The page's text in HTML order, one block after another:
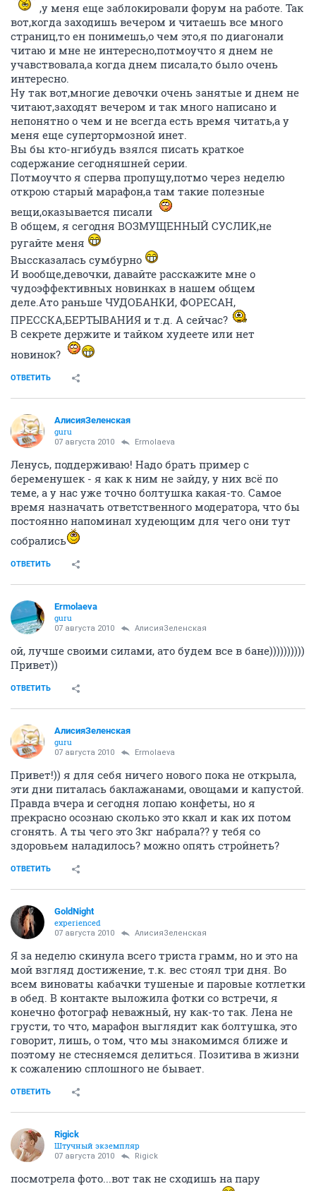
,у меня еще заблокировали форум на работе. Так
вот,когда заходишь вечером и читаешь все много
страниц,то ен понимешь,о чем это,я по диагонали
читаю и мне не интересно,потмоучто я днем не
учавствовала,а когда днем писала,то было очень
интересно.
Ну так вот,многие девочки очень занятые и днем не
читают,заходят вечером и так много написано и
непонятно о чем и не всегда есть время читать,а у
меня еще супертормозной инет.
Вы бы кто-нгибудь взялся писать краткое
содержание сегодняшней серии.
Потмоучто я сперва пропущу,потмо через неделю
открою старый марафон,а там такие полезные
вещи,оказывается писали
В общем, я сегодня ВОЗМУЩЕННЫЙ СУСЛИК,не
ругайте меня
Выссказалась сумбурно
И вообще,девочки, давайте расскажите мне о
чудоэффективных новинках в нашем общем
деле.Ато раньше ЧУДОБАНКИ, ФОРЕСАН,
ПРЕССКА,БЕРТЫВАНИЯ и т.д. А сейчас?
В секрете держите и тайком худеете или нет
новинок?
ОТВЕТИТЬ
АлисияЗеленская
guru
07 августа 2010 Ermolaeva
Ленусь, поддерживаю! Надо брать пример с
беременушек - я как к ним не зайду, у них всё по
теме, а у нас уже точно болтушка какая-то. Самое
время назначать ответственного модератора, что бы
постоянно напоминал худеющим для чего они тут
собрались
ОТВЕТИТЬ
Ermolaeva
guru
07 августа 2010 АлисияЗеленская
ой, лучше своими силами, ато будем все в бане))))))))))
Привет))
ОТВЕТИТЬ
АлисияЗеленская
guru
07 августа 2010 Ermolaeva
Привет!)) я для себя ничего нового пока не открыла,
эти дни питалась баклажанами, овощами и капустой.
Правда вчера и сегодня лопаю конфеты, но я
прекрасно осознаю сколько это ккал и как их потом
сгонять. А ты чего это 3кг набрала?? у тебя со
здоровьем наладилось? можно опять стройнеть?
ОТВЕТИТЬ
GoldNight
experienced
07 августа 2010 АлисияЗеленская
Я за неделю скинула всего триста грамм, но и это на
мой взгляд достижение, т.к. вес стоял три дня. Во
всем виноваты кабачки тушеные и паровые котлетки
в обед. В контакте выложила фотки со встречи, я
конечно фотограф неважный, ну как-то так. Лена не
грусти, то что, марафон выглядит как болтушка, это
говорит, лишь, о том, что мы знакомимся ближе и
поэтому не стесняемся делиться. Позитива в жизни
к сожалению сплошного не бывает.
ОТВЕТИТЬ
Rigick
Штучный экземпляр
07 августа 2010 Rigick
посмотрела фото...вот так не сходишь на пару